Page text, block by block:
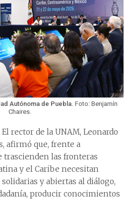
Autónoma de Puebla. Foto: Benjamín
Chaires.
rector de la UNAM, Leonardo
afirmó que, frente a
trascienden las fronteras
y el Caribe necesitan
y abiertas al diálogo,
producir conocimientos